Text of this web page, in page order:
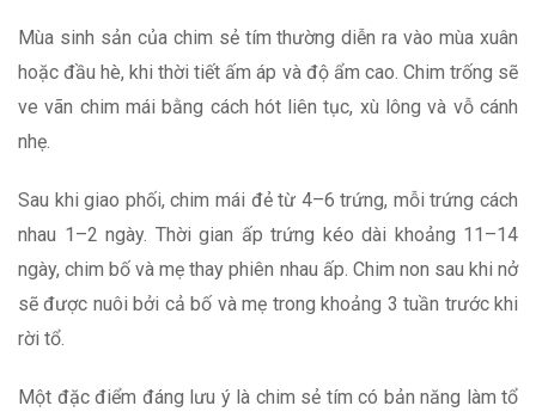
Mùa sinh sản của chim sẻ tím thường diễn ra vào mùa xuân
hoặc đầu hè, khi thời tiết ấm áp và độ ẩm cao. Chim trống sẽ
ve vãn chim mái bằng cách hót liên tục, xù lông và vỗ cánh
nhẹ.
Sau khi giao phối, chim mái đẻ từ 4–6 trứng, mỗi trứng cách
nhau 1–2 ngày. Thời gian ấp trứng kéo dài khoảng 11–14
ngày, chim bố và mẹ thay phiên nhau ấp. Chim non sau khi nở
sẽ được nuôi bởi cả bố và mẹ trong khoảng 3 tuần trước khi
rời tổ.
Một đặc điểm đáng lưu ý là chim sẻ tím có bản năng làm tổ